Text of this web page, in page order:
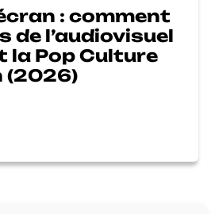
: comment
de l’audiovisuel
la Pop Culture
(2026)